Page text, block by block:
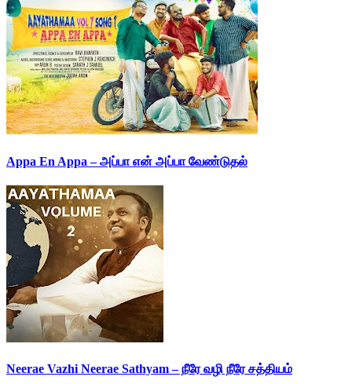
Appa En Appa – அப்பா என் அப்பா வேண்டுதல்
Neerae Vazhi Neerae Sathyam – நீரே வழி நீரே சத்தியம்